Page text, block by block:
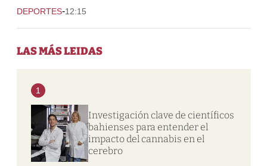
DEPORTES-12:15
LAS MÁS LEIDAS
1
Investigación clave de científicos
bahienses para entender el
impacto del cannabis en el
cerebro